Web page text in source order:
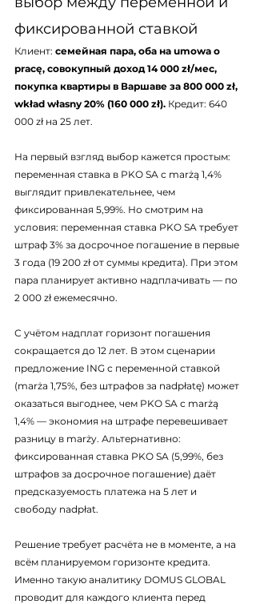
фиксированной ставкой
Клиент: семейная пара, оба на umowa o
pracę, совокупный доход 14 000 zł/мес,
покупка квартиры в Варшаве за 800 000 zł,
wkład własny 20% (160 000 zł). Кредит: 640
000 zł на 25 лет.
На первый взгляд выбор кажется простым:
переменная ставка в PKO SA с marżą 1,4%
выглядит привлекательнее, чем
фиксированная 5,99%. Но смотрим на
условия: переменная ставка PKO SA требует
штраф 3% за досрочное погашение в первые
3 года (19 200 zł от суммы кредита). При этом
пара планирует активно надплачивать — по
2 000 zł ежемесячно.
С учётом надплат горизонт погашения
сокращается до 12 лет. В этом сценарии
предложение ING с переменной ставкой
(marża 1,75%, без штрафов за nadpłatę) может
оказаться выгоднее, чем PKO SA с marżą
1,4% — экономия на штрафе перевешивает
разницу в marży. Альтернативно:
фиксированная ставка PKO SA (5,99%, без
штрафов за досрочное погашение) даёт
предсказуемость платежа на 5 лет и
свободу nadpłat.
Решение требует расчёта не в моменте, а на
всём планируемом горизонте кредита.
Именно такую аналитику DOMUS GLOBAL
проводит для каждого клиента перед